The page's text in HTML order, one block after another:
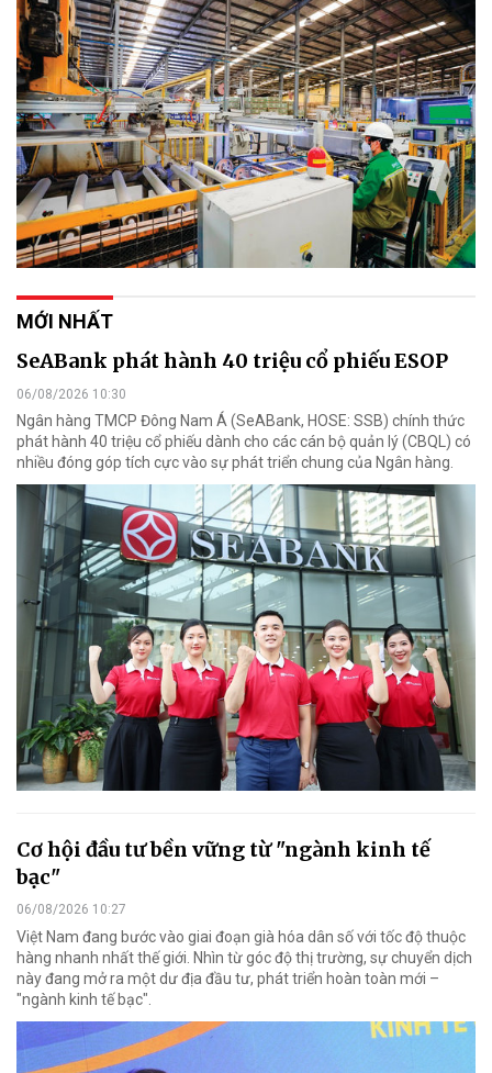
MỚI NHẤT
SeABank phát hành 40 triệu cổ phiếu ESOP
06/08/2026 10:30
Ngân hàng TMCP Đông Nam Á (SeABank, HOSE: SSB) chính thức
phát hành 40 triệu cổ phiếu dành cho các cán bộ quản lý (CBQL) có
nhiều đóng góp tích cực vào sự phát triển chung của Ngân hàng.
Cơ hội đầu tư bền vững từ "ngành kinh tế
bạc"
06/08/2026 10:27
Việt Nam đang bước vào giai đoạn già hóa dân số với tốc độ thuộc
hàng nhanh nhất thế giới. Nhìn từ góc độ thị trường, sự chuyển dịch
này đang mở ra một dư địa đầu tư, phát triển hoàn toàn mới –
"ngành kinh tế bạc".